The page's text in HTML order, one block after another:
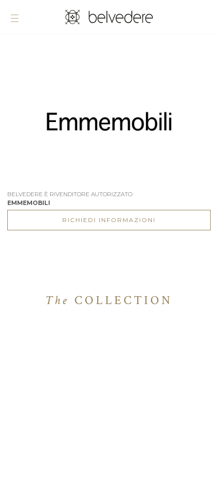
BELVEDERE È RIVENDITORE AUTORIZZATO
EMMEMOBILI
RICHIEDI INFORMAZIONI
The COLLECTION